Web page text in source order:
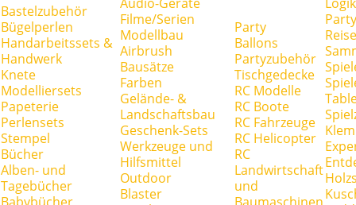
Bastelzubehör
Bügelperlen
Handarbeitssets &
Handwerk
Knete
Modelliersets
Papeterie
Perlensets
Stempel
Bücher
Alben- und
Tagebücher
Filme/Serien
Modellbau
Airbrush
Bausätze
Farben
Gelände- &
Landschaftsbau
Geschenk-Sets
Werkzeuge und
Hilfsmittel
Outdoor
Blaster
Party
Ballons
Partyzubehör
Tischgedecke
RC Modelle
RC Boote
RC Fahrzeuge
RC Helicopter
RC
Landwirtschaft
und